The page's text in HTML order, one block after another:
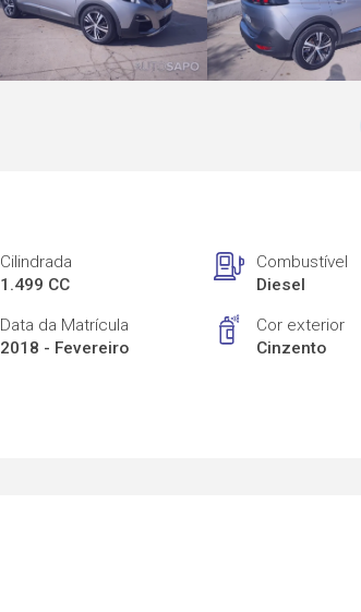
Cilindrada
1.499 CC
Combustível
Diesel
Data da Matrícula
2018 - Fevereiro
Cor exterior
Cinzento